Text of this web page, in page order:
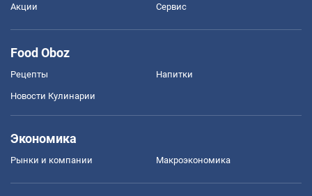
Акции Сервис
Food Oboz
Рецепты Напитки
Новости Кулинарии
Экономика
Рынки и компании Mакроэкономика